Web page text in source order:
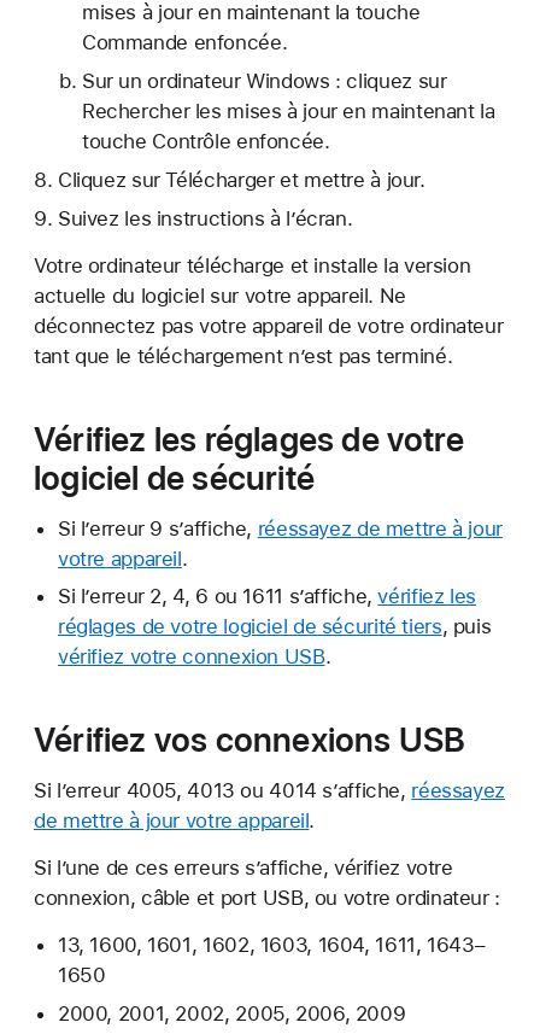
mises à jour en maintenant la touche
Commande enfoncée.
Sur un ordinateur Windows : cliquez sur
Rechercher les mises à jour en maintenant la
touche Contrôle enfoncée.
Cliquez sur Télécharger et mettre à jour.
Suivez les instructions à l’écran.
Votre ordinateur télécharge et installe la version
actuelle du logiciel sur votre appareil. Ne
déconnectez pas votre appareil de votre ordinateur
tant que le téléchargement n’est pas terminé.
Vérifiez les réglages de votre
logiciel de sécurité
Si l’erreur 9 s’affiche, réessayez de mettre à jour
votre appareil.
Si l’erreur 2, 4, 6 ou 1611 s’affiche,vérifiez les
réglages de votre logiciel de sécurité tiers, puis
vérifiez votre connexion USB.
Vérifiez vos connexions USB
Si l’erreur 4005, 4013 ou 4014 s’affiche, réessayez
de mettre à jour votre appareil.
Si l’une de ces erreurs s’affiche, vérifiez votre
connexion, câble et port USB, ou votre ordinateur :
13, 1600, 1601, 1602, 1603, 1604, 1611, 1643–
1650
2000, 2001, 2002, 2005, 2006, 2009